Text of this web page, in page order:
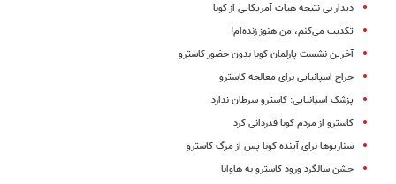
دیدار بی نتیجه هیات آمریکایی از کوبا
تکذیب می‌کنم، من هنوز زنده‌ام!
آخرین نشست پارلمان کوبا بدون حضور کاسترو
جراح اسپانیایی برای معالجه کاسترو
پزشک اسپانیایی: کاسترو سرطان ندارد
کاسترو از مردم کوبا قدردانی کرد
سناریوها برای آینده کوبا پس از مرگ کاسترو
جشن سالگرد ورود کاسترو به هاوانا